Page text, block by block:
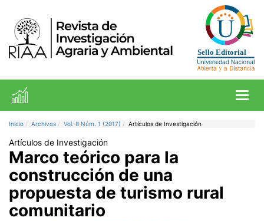
Inicio Archivos Vol. 8 Núm. 1 (2017) Artículos de Investigación
Artículos de Investigación
Marco teórico para la
construcción de una
propuesta de turismo rural
comunitario